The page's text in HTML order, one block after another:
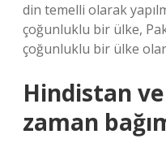
din temelli olarak
çoğunluklu bir ülke,
çoğunluklu bir ülke
Hindistan
zaman